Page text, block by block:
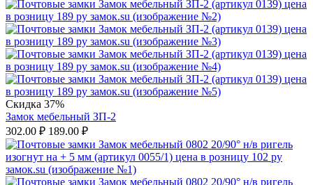
Скидка 37%
Замок мебельный ЗП-2
302.00 ₽ 189.00 ₽